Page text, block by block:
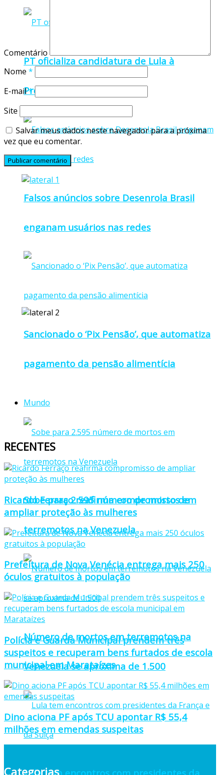
PT oficializa candidatura de Lula à
Presidência
Falsos anúncios sobre Desenrola Brasil
enganam usuários nas redes
Sancionado o ‘Pix Pensão’, que automatiza
pagamento da pensão alimentícia
Mundo
Sobe para 2.595 número de mortos em
terremotos na Venezuela
Número de mortos em terremotos na
Venezuela se aproxima de 1.500
Comentário
Nome *
E-mail*
Site
Salvar meus dados neste navegador para a próxima
vez que eu comentar.
RECENTES
Ricardo Ferraço reafirma compromisso de
ampliar proteção às mulheres
Prefeitura de Nova Venécia entrega mais 250
óculos gratuitos à população
Polícia e Guarda Municipal prendem três
suspeitos e recuperam bens furtados de escola
municipal em Marataízes
Dino aciona PF após TCU apontar R$ 55,4
milhões em emendas suspeitas
Categorias